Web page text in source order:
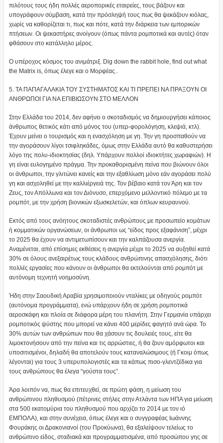
πιλότους τους ήδη πολλές αεροπορικές εταιρείες, τους βάζουν και
υπογράφουν σύμβαση, κατά την πρόσληψή τους πως θα ψεκάζουν κιόλας,
χωρίς να καθορίζεται τι, πως και πότε, κατά την διάρκεια των εμπορικών
πτήσεων. Οι ψεκαστήρες ανοίγουν (όπως πάντα ρομποτικά και αυτές) όταν
φθάσουν στο κατάλληλο μέρος.
Ο υπέροχος κόσμος του ανιμάτριξ. Dig down the rabbit hole, find out what
the Matrix is, όπως έλεγε και ο Μορφέας..
5. ΤΑ ΠΑΠΑΓΑΛΑΚΙΑ ΤΟΥ ΣΥΣΤΗΜΑΤΟΣ ΚΑΙ ΤΙ ΠΡΕΠΕΙ ΝΑ ΠΡΑΞΟΥΝ ΟΙ
ΑΝΘΡΩΠΟΙ ΓΙΑ ΝΑ ΕΠΙΒΙΩΣΟΥΝ ΣΤΟ ΜΕΛΛΟΝ
Στην Ελλάδα του 2014, δεν αφήνει ο σκοταδισμός να δημιουργήσει κάποιος
άνθρωπος θετικός κάτι από μόνος του (υπερ-φορολόγηση, κλεψιά, κτλ).
Έχουν μείνει ο τουρισμός και η ενασχόληση με γη. Την γη προσπαθούν να
την αγοράσουν λίγοι τσιφληκάδες, όμως στην Ελλάδα αυτό θα καθυστερήσει
λόγο της πολυ-ιδιοκτησίας (δηλ. Υπάρχουν πολλοί ιδιοκτήτες χωραφιών). Η
γη είναι ευλογημένο πράγμα. Την προκαθορισμένη πείνα που βιώνουν όλοι
οι άνθρωποι, την γλιτώνει κανείς και την εξαθλίωση μόνο εάν αγοράσει πολύ
γη και ασχοληθεί με την καλλιέργειά της. Τον βέβαιο κατά τον Άρη και τον
Ζευς, τον Απόλλωνα και τον Διόνυσο, επερχόμενο μελλοντικό πόλεμο με τα
ρομπότ, με την χρήση βιονικών εξωσκελετών, και όπλων κευραυνού.
Εκτός από τους ανόητους σκοταδιστές ανθρώπους με προσωπείο κομάτων
ή κομματικών οργανώσεων, οι άνθρωποι ως “είδος προς εξαφάνιση”, μέχρι
το 2025 θα έχουν να αντιμετωπίσουν και την καλπάζουσα ανεργία.
Αναμένεται, από επίσημες εκθέσεις η ανεργία μέχρι το 2025 να αυξηθεί κατά
30% σε όλους ανεξαιρέτως τους κλάδους ανθρώπινης απασχόλησης, διότι
πολλές εργασίες που κάνουν οι άνθρωποι θα εκτελούνται από ρομπότ με
αυτόνομη τεχνητή νοημοσύνη.
Ήδη στην Σαουδική Αραβία χρησιμοποιούν νταλίκες με οδηγούς ρομπότ
(αυτόνομα προγράμματα), ενώ υπάρχουν ήδη σε χρήση ρομποτικά
αεροσκάφη και πλοία σε διάφορα μέρη του πλανήτη. Στην Γερμανία υπάρχει
ρομποτικός ψύστης που μπορεί να κάνει 400 μερίδες φαγητό ανά ώρα. Το
30% αυτών των ανθρώπων που θα χάσουν τις δουλειές τους, είτε θα
λιμοκτονήσουν από την πείνα και τις αρρώστιες, ή θα ζουν αμόρφωτοι και
υποσιτισμένοι, δηλαδή θα αποτελούν τους καταναλώσιμους (ή Γκοιμ όπως
λέγονται) για τους 3 υπερυπολογιστές και τα κάπως πισο-γλεντζέδικα για
τους ανθρώπους θα έλεγα “γούστα τους”.
Άρα λοιπόν να, πως θα επιτευχθεί, σε πρώτη φάση, η μείωση του
ανθρώπινου πληθυσμού (πέτρινες στήλες στην Ατλάντα των ΗΠΑ για μείωση
στα 500 εκατομύρια του πληθυσμού που αρχίζει το 2014 με τον ιό
ΕΜΠΟΛΑ), και στην συνέχεια, όπως έλεγε και ο συγγραφέας Ιωάννης
Φουράκης οι Δρακονιανοί (του Προκύωνα), θα εξαλείψουν τελείως το
ανθρώπινο είδος, σταδιακά και προγραμματισμένα, από προσώπου γης σε